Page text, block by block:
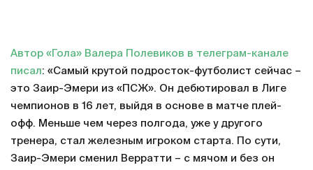
Автор «Гола» Валера Полевиков в телеграм-канале
писал: «Самый крутой подросток-футболист сейчас –
это Заир-Эмери из «ПСЖ». Он дебютировал в Лиге
чемпионов в 16 лет, выйдя в основе в матче плей-
офф. Меньше чем через полгода, уже у другого
тренера, стал железным игроком старта. По сути,
Заир-Эмери сменил Верратти – с мячом и без он